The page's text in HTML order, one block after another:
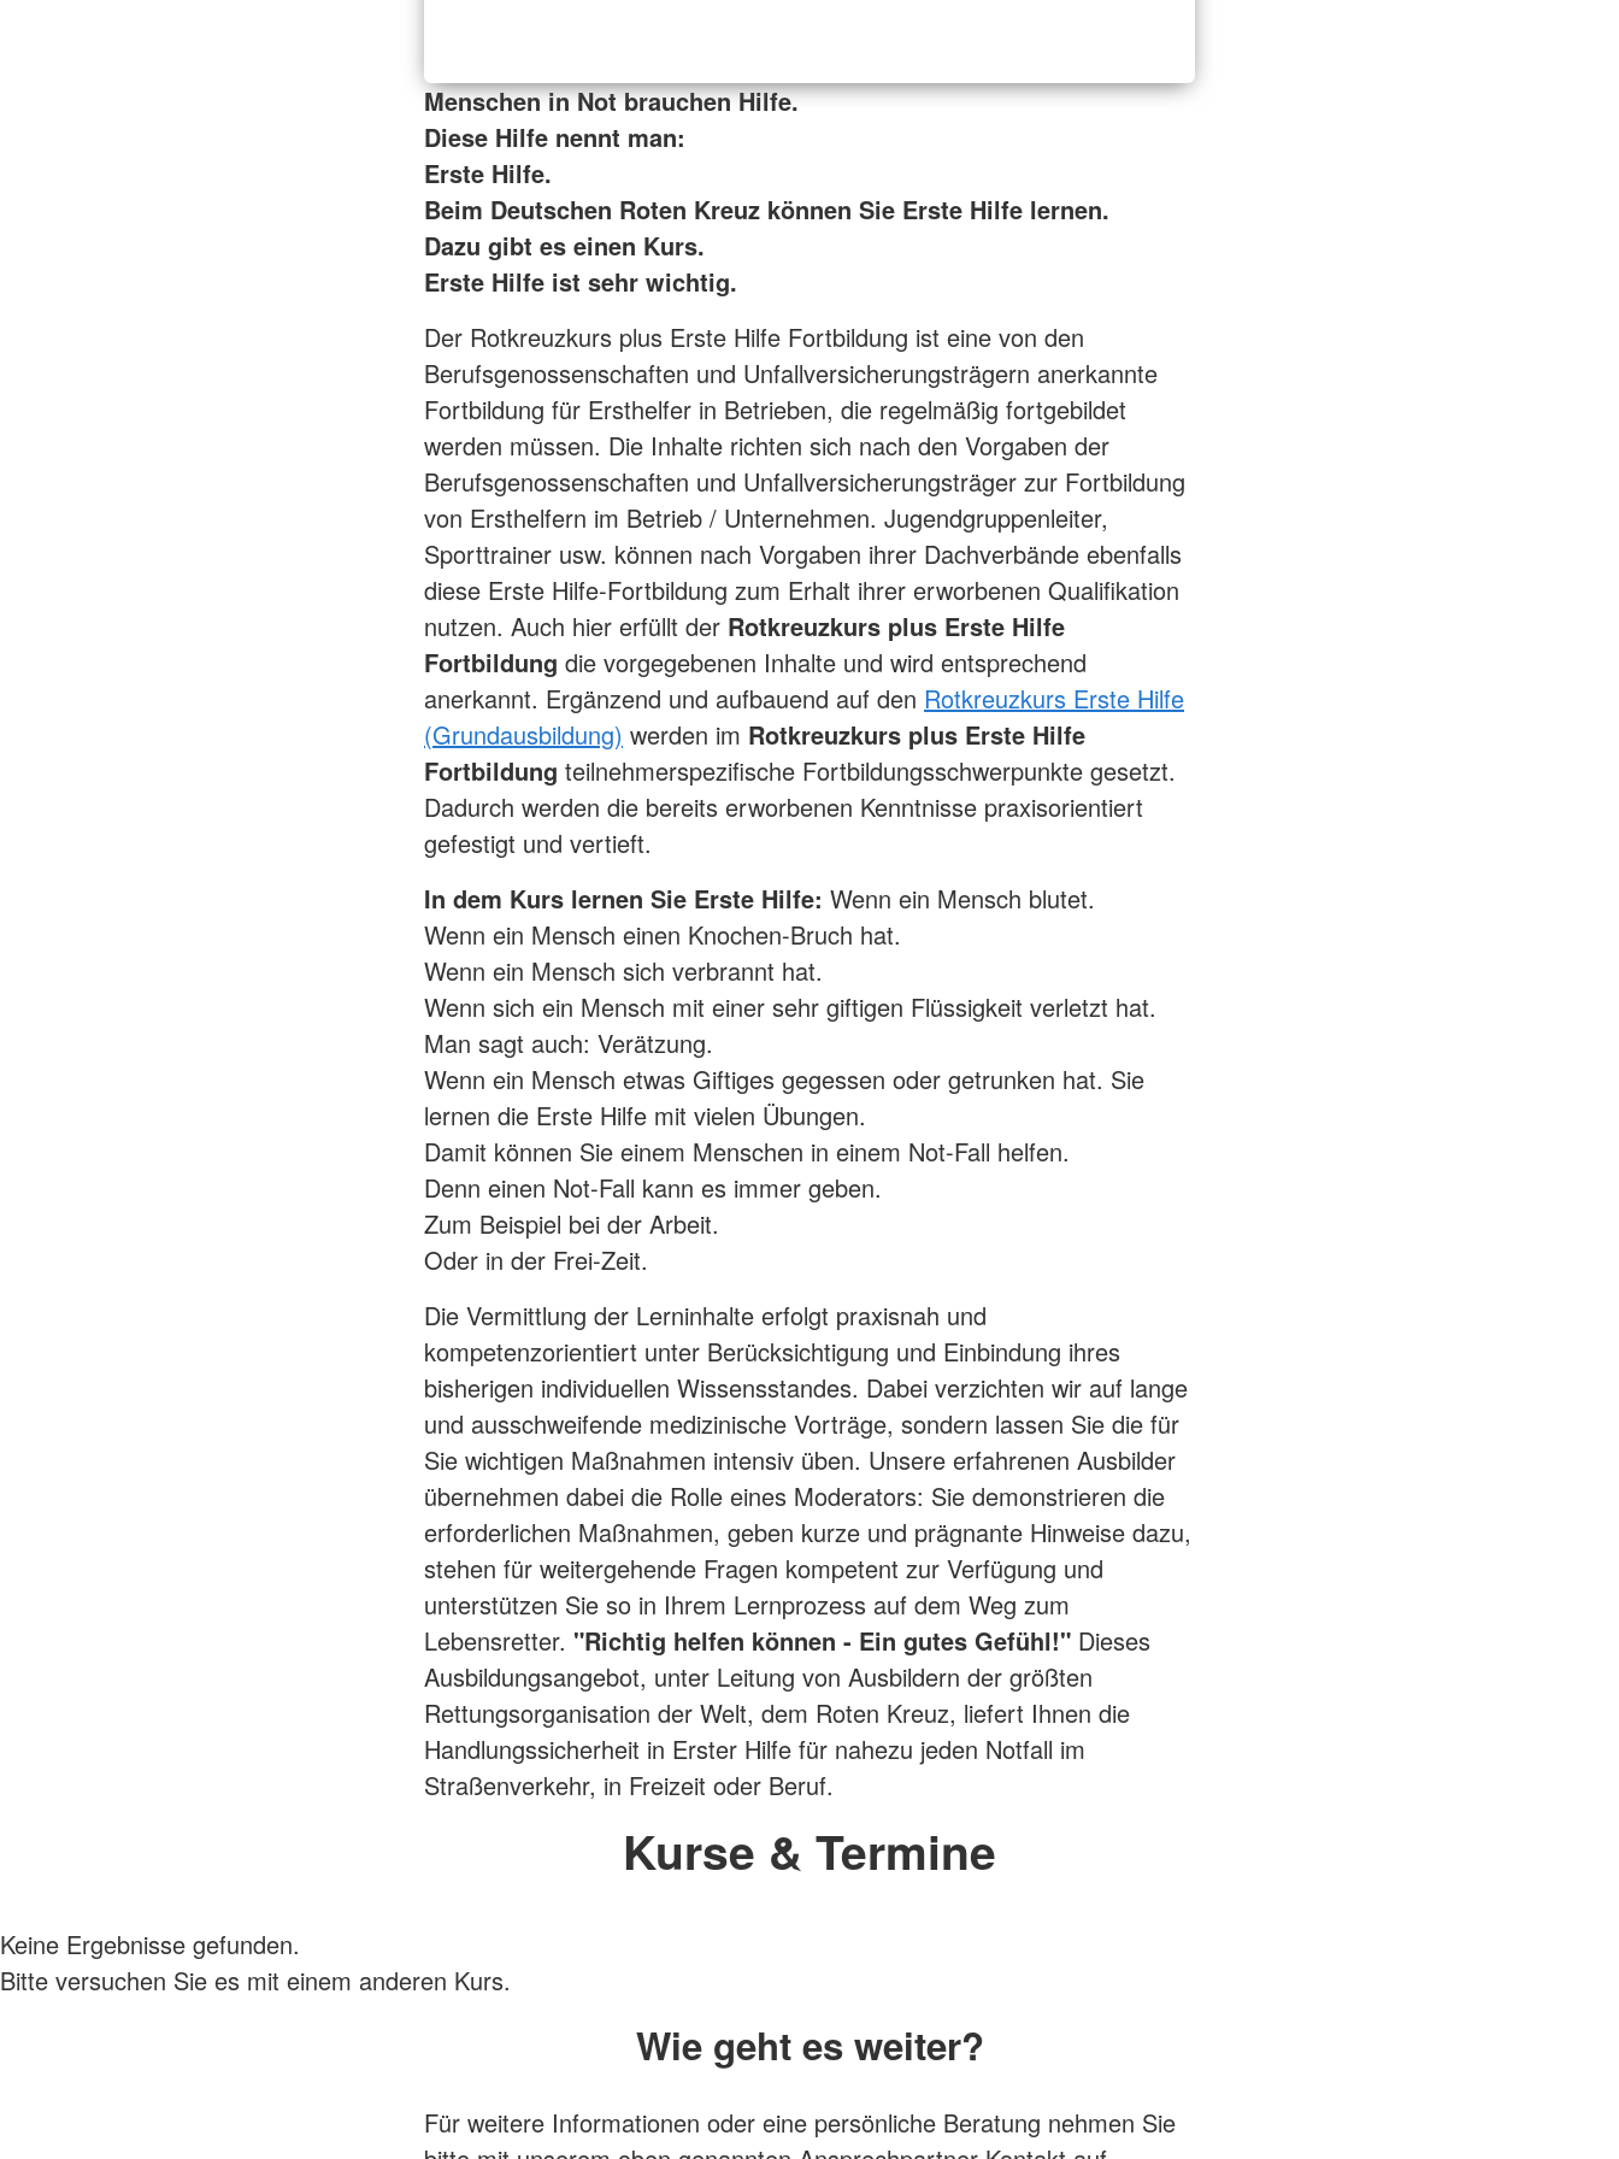
Menschen in Not brauchen Hilfe.
Diese Hilfe nennt man:
Erste Hilfe.
Beim Deutschen Roten Kreuz können Sie Erste Hilfe lernen.
Dazu gibt es einen Kurs.
Erste Hilfe ist sehr wichtig.
Der Rotkreuzkurs plus Erste Hilfe Fortbildung ist eine von den
Berufsgenossenschaften und Unfallversicherungsträgern anerkannte
Fortbildung für Ersthelfer in Betrieben, die regelmäßig fortgebildet
werden müssen. Die Inhalte richten sich nach den Vorgaben der
Berufsgenossenschaften und Unfallversicherungsträger zur Fortbildung
von Ersthelfern im Betrieb / Unternehmen. Jugendgruppenleiter,
Sporttrainer usw. können nach Vorgaben ihrer Dachverbände ebenfalls
diese Erste Hilfe-Fortbildung zum Erhalt ihrer erworbenen Qualifikation
nutzen. Auch hier erfüllt der Rotkreuzkurs plus Erste Hilfe
Fortbildung die vorgegebenen Inhalte und wird entsprechend
anerkannt. Ergänzend und aufbauend auf den Rotkreuzkurs Erste Hilfe
(Grundausbildung) werden im Rotkreuzkurs plus Erste Hilfe
Fortbildung teilnehmerspezifische Fortbildungsschwerpunkte gesetzt.
Dadurch werden die bereits erworbenen Kenntnisse praxisorientiert
gefestigt und vertieft.
In dem Kurs lernen Sie Erste Hilfe: Wenn ein Mensch blutet.
Wenn ein Mensch einen Knochen-Bruch hat.
Wenn ein Mensch sich verbrannt hat.
Wenn sich ein Mensch mit einer sehr giftigen Flüssigkeit verletzt hat.
Man sagt auch: Verätzung.
Wenn ein Mensch etwas Giftiges gegessen oder getrunken hat. Sie
lernen die Erste Hilfe mit vielen Übungen.
Damit können Sie einem Menschen in einem Not-Fall helfen.
Denn einen Not-Fall kann es immer geben.
Zum Beispiel bei der Arbeit.
Oder in der Frei-Zeit.
Die Vermittlung der Lerninhalte erfolgt praxisnah und
kompetenzorientiert unter Berücksichtigung und Einbindung ihres
bisherigen individuellen Wissensstandes. Dabei verzichten wir auf lange
und ausschweifende medizinische Vorträge, sondern lassen Sie die für
Sie wichtigen Maßnahmen intensiv üben. Unsere erfahrenen Ausbilder
übernehmen dabei die Rolle eines Moderators: Sie demonstrieren die
erforderlichen Maßnahmen, geben kurze und prägnante Hinweise dazu,
stehen für weitergehende Fragen kompetent zur Verfügung und
unterstützen Sie so in Ihrem Lernprozess auf dem Weg zum
Lebensretter. "Richtig helfen können - Ein gutes Gefühl!" Dieses
Ausbildungsangebot, unter Leitung von Ausbildern der größten
Rettungsorganisation der Welt, dem Roten Kreuz, liefert Ihnen die
Handlungssicherheit in Erster Hilfe für nahezu jeden Notfall im
Straßenverkehr, in Freizeit oder Beruf.
Kurse & Termine
Keine Ergebnisse gefunden.
Bitte versuchen Sie es mit einem anderen Kurs.
Wie geht es weiter?
Für weitere Informationen oder eine persönliche Beratung nehmen Sie